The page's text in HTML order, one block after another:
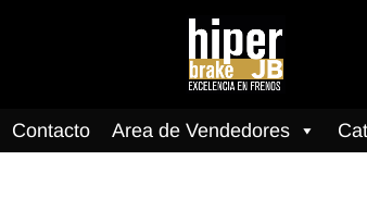
Contacto Area de Vendedores